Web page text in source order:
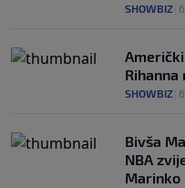
SHOWBIZ
Rihanna
SHOWBIZ
Bivša
NBA
Marinko